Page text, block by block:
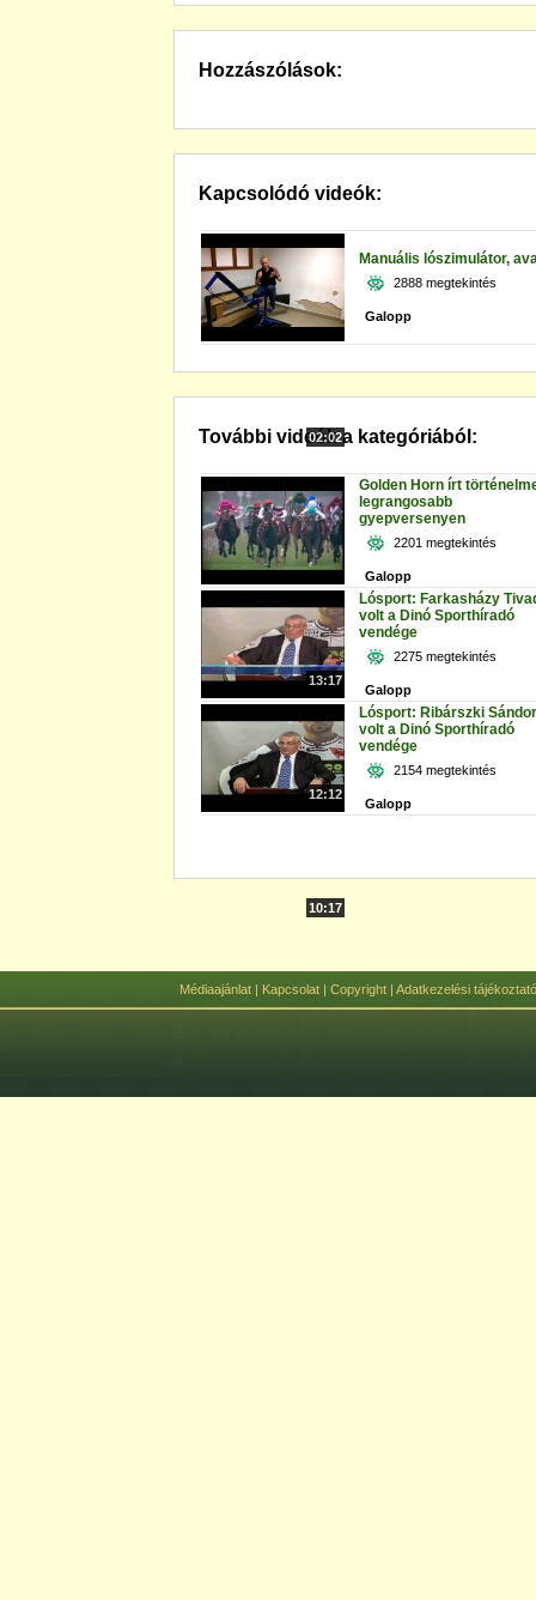
Hozzászólások:
Kapcsolódó videók:
02:02
Manuális lószimulátor,
2888 megtekintés
Galopp
További videók a kategóriából:
13:17
Golden Horn írt
legrangosabb
gyepversenyen
2201 megtekintés
Galopp
12:12
Lósport: Farkasházy
volt a Dinó Sporthíradó
vendége
2275 megtekintés
Galopp
10:17
Lósport: Ribárszki Sándor
volt a Dinó Sporthíradó
vendége
2154 megtekintés
Galopp
Médiaajánlat| Kapcsolat| Copyright| Adatkezelési tájékoztató